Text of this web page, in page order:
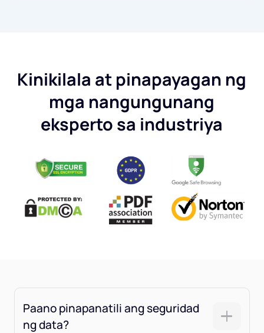
Kinikilala at pinapayagan ng
mga nangungunang
eksperto sa industriya
Paano pinapanatili ang seguridad
ng data?